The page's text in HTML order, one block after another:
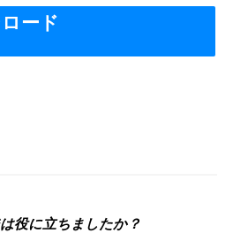
ード
役に立ちましたか？